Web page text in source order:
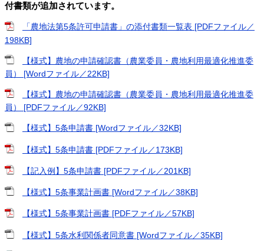
付書類が追加されています。
「農地法第5条許可申請書」の添付書類一覧表 [PDFファイル／
198KB]
【様式】農地の申請確認書（農業委員・農地利用最適化推進委
員） [Wordファイル／22KB]
【様式】農地の申請確認書（農業委員・農地利用最適化推進委
員） [PDFファイル／92KB]
【様式】5条申請書 [Wordファイル／32KB]
【様式】5条申請書 [PDFファイル／173KB]
【記入例】5条申請書 [PDFファイル／201KB]
【様式】5条事業計画書 [Wordファイル／38KB]
【様式】5条事業計画書 [PDFファイル／57KB]
【様式】5条水利関係者同意書 [Wordファイル／35KB]